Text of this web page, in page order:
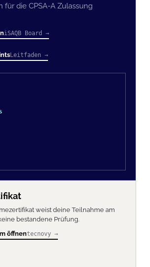
für die CPSA-A Zulassung
iSAQB Board →
Leitfaden →
weist deine Teilnahme am
bestandene Prüfung.
öffnentecnovy →